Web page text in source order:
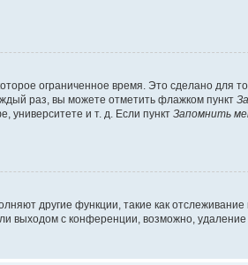
ограниченное время. Это сделано для
раз, вы можете отметить флажком пункт
университете и т. д. Если пункт Запомнить
другие функции, такие как
выходом с конференции, возможно,